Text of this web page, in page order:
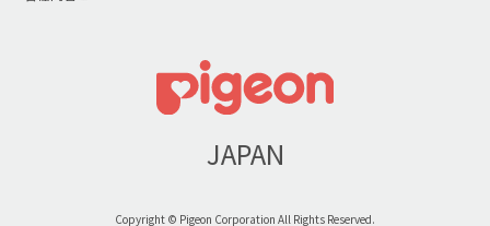
JAPAN
Copyright © Pigeon Corporation All Rights Reserved.